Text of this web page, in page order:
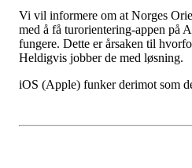
Vi vil informere om at Norges
med å få turorientering-appen på
fungere. Dette er årsaken til
Heldigvis jobber de med løsning.
iOS (Apple) funker derimot som